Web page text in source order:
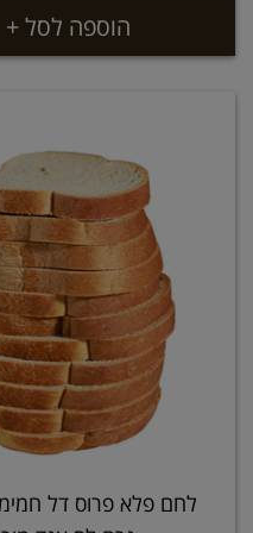
הוספה לסל +